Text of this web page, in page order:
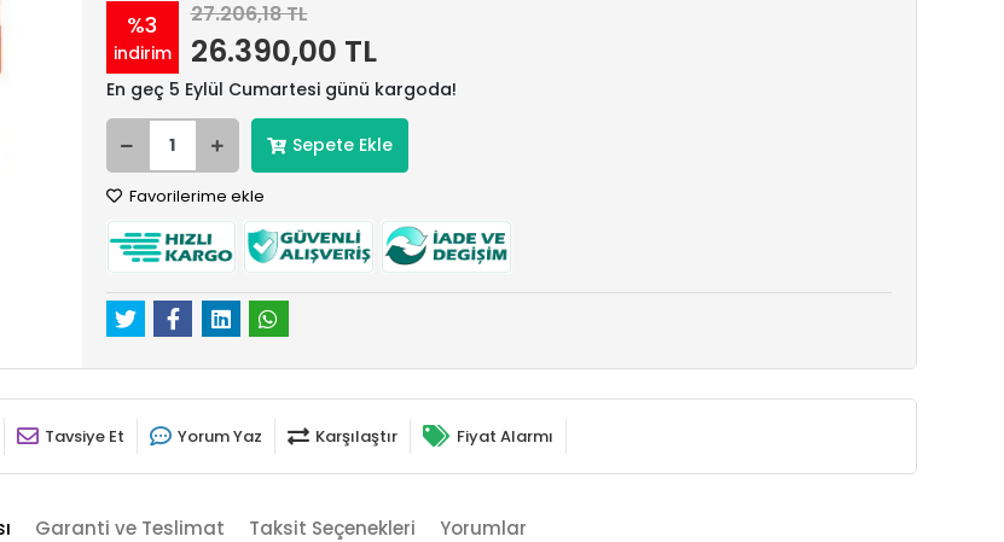
%3
indirim
27.206,18 TL
26.390,00 TL
En geç 5 Eylül Cumartesi günü kargoda!
Sepete Ekle
Favorilerime ekle
Tavsiye Et Yorum Yaz Karşılaştır Fiyat Alarmı
Garanti ve Teslimat Taksit Seçenekleri Yorumlar